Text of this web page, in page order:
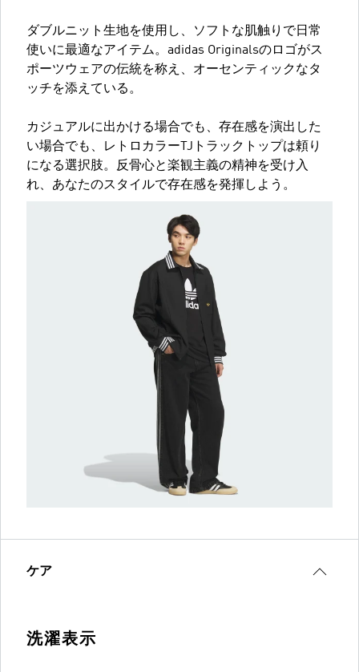
ダブルニット生地を使用し、ソフトな肌触りで日常
使いに最適なアイテム。adidas Originalsのロゴがス
ポーツウェアの伝統を称え、オーセンティックなタ
ッチを添えている。
カジュアルに出かける場合でも、存在感を演出した
い場合でも、レトロカラーTJトラックトップは頼り
になる選択肢。反骨心と楽観主義の精神を受け入
れ、あなたのスタイルで存在感を発揮しよう。
ケア
洗濯表示